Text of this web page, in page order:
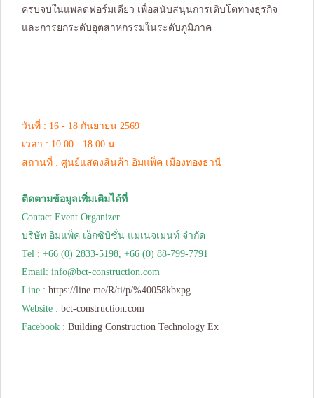
ครบจบในแพลตฟอร์มเดียว เพื่อสนับสนุนการเติบโตทางธุรกิจ
และการยกระดับอุตสาหกรรมในระดับภูมิภาค
วันที่ : 16 - 18 กันยายน 2569
เวลา : 10.00 - 18.00 น.
สถานที่ : ศูนย์แสดงสินค้า อิมแพ็ค เมืองทองธานี
ติดตามข้อมูลเพิ่มเติมได้ที่
Contact Event Organizer
บริษัท อิมแพ็ค เอ็กซิบิชั่น แมเนจเมนท์ จำกัด
Tel : +66 (0) 2833-5198, +66 (0) 88-799-7791
Email: info@bct-construction.com
Line : https://line.me/R/ti/p/%40058kbxpg
Website : bct-construction.com
Facebook : Building Construction Technology Ex